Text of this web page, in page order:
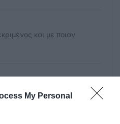
My Personal
και με ποιαν